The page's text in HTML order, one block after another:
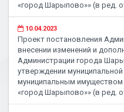
«город Шарыпово»» (в ред.
10.04.2023
Проект постановления
внесении изменений и
Администрации города
утверждении
муниципальным имуществом
«город Шарыпово»» (в ред.